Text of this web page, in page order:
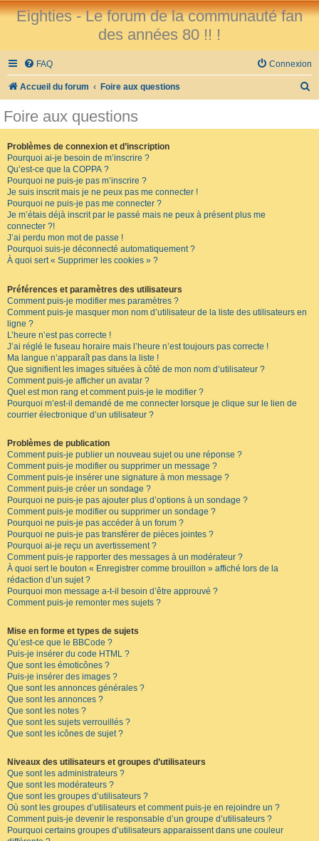
Eighties - Le forum de la communauté fan
des années 80 !! !
FAQ Connexion
Accueil du forum Foire aux questions
Foire aux questions
Problèmes de connexion et d’inscription
Pourquoi ai-je besoin de m’inscrire ?
Qu’est-ce que la COPPA ?
Pourquoi ne puis-je pas m’inscrire ?
Je suis inscrit mais je ne peux pas me connecter !
Pourquoi ne puis-je pas me connecter ?
Je m’étais déjà inscrit par le passé mais ne peux à présent plus me
connecter ?!
J’ai perdu mon mot de passe !
Pourquoi suis-je déconnecté automatiquement ?
À quoi sert « Supprimer les cookies » ?
Préférences et paramètres des utilisateurs
Comment puis-je modifier mes paramètres ?
Comment puis-je masquer mon nom d’utilisateur de la liste des utilisateurs en
ligne ?
L’heure n’est pas correcte !
J’ai réglé le fuseau horaire mais l’heure n’est toujours pas correcte !
Ma langue n’apparaît pas dans la liste !
Que signifient les images situées à côté de mon nom d’utilisateur ?
Comment puis-je afficher un avatar ?
Quel est mon rang et comment puis-je le modifier ?
Pourquoi m’est-il demandé de me connecter lorsque je clique sur le lien de
courrier électronique d’un utilisateur ?
Problèmes de publication
Comment puis-je publier un nouveau sujet ou une réponse ?
Comment puis-je modifier ou supprimer un message ?
Comment puis-je insérer une signature à mon message ?
Comment puis-je créer un sondage ?
Pourquoi ne puis-je pas ajouter plus d’options à un sondage ?
Comment puis-je modifier ou supprimer un sondage ?
Pourquoi ne puis-je pas accéder à un forum ?
Pourquoi ne puis-je pas transférer de pièces jointes ?
Pourquoi ai-je reçu un avertissement ?
Comment puis-je rapporter des messages à un modérateur ?
À quoi sert le bouton « Enregistrer comme brouillon » affiché lors de la
rédaction d’un sujet ?
Pourquoi mon message a-t-il besoin d’être approuvé ?
Comment puis-je remonter mes sujets ?
Mise en forme et types de sujets
Qu’est-ce que le BBCode ?
Puis-je insérer du code HTML ?
Que sont les émoticônes ?
Puis-je insérer des images ?
Que sont les annonces générales ?
Que sont les annonces ?
Que sont les notes ?
Que sont les sujets verrouillés ?
Que sont les icônes de sujet ?
Niveaux des utilisateurs et groupes d’utilisateurs
Que sont les administrateurs ?
Que sont les modérateurs ?
Que sont les groupes d’utilisateurs ?
Où sont les groupes d’utilisateurs et comment puis-je en rejoindre un ?
Comment puis-je devenir le responsable d’un groupe d’utilisateurs ?
Pourquoi certains groupes d’utilisateurs apparaissent dans une couleur